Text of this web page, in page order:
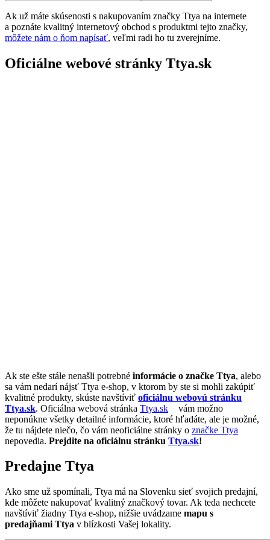
Ak už máte skúsenosti s nakupovaním značky Ttya na internete
a poznáte kvalitný internetový obchod s produktmi tejto značky,
môžete nám o ňom napísať, veľmi radi ho tu zverejníme.
Oficiálne webové stránky Ttya.sk
Ak ste ešte stále nenašli potrebné informácie o značke Ttya, alebo
sa vám nedarí nájsť Ttya e-shop, v ktorom by ste si mohli zakúpiť
kvalitné produkty, skúste navštíviť oficiálnu webovú stránku
Ttya.sk. Oficiálna webová stránka Ttya.sk
vám možno
neponúkne všetky detailné informácie, ktoré hľadáte, ale je možné,
že tu nájdete niečo, čo vám neoficiálne stránky o značke Ttya
nepovedia. Prejdite na oficiálnu stránku Ttya.sk!
Predajne Ttya
Ako sme už spomínali, Ttya má na Slovenku sieť svojich predajní,
kde môžete nakupovať kvalitný značkový tovar. Ak teda nechcete
navštíviť žiadny Ttya e-shop, nižšie uvádzame mapu s
predajňami Ttya v blízkosti Vašej lokality.